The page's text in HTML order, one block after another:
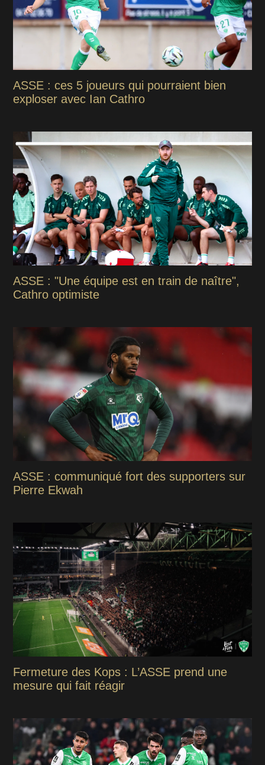
ASSE : ces 5 joueurs qui pourraient bien
exploser avec Ian Cathro
ASSE : "Une équipe est en train de naître",
Cathro optimiste
ASSE : communiqué fort des supporters sur
Pierre Ekwah
Fermeture des Kops : L’ASSE prend une
mesure qui fait réagir